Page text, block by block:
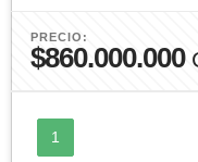
PRECIO:
$860.000.000
1